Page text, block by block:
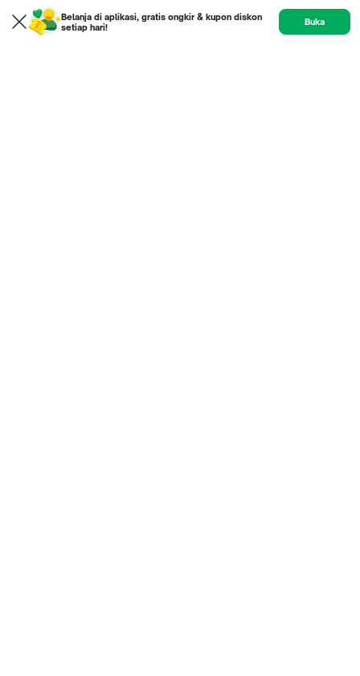
Belanja di aplikasi, gratis ongkir & kupon diskon
setiap hari!
Buka